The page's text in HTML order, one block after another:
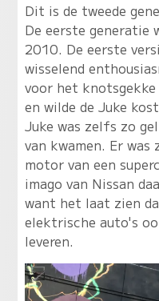
Dit is de tweede
De eerste generatie
2010. De eerste
wisselend
voor het
en wilde de Juke
Juke was zelfs zo
van kwamen. Er
motor van een
imago van Nissan
want het laat zien
elektrische auto's
leveren.